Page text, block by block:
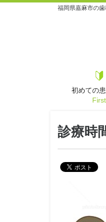
福岡県嘉麻市の
初めての
First
診療時